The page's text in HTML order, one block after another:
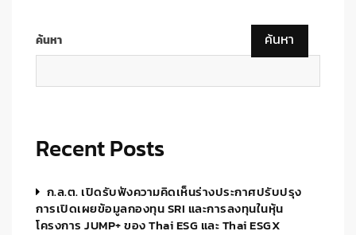
ค้นหา ค้นหา
Recent Posts
ก.ล.ต. เปิดรับฟังความคิดเห็นร่างประกาศปรับปรุง
การเปิดเผยข้อมูลกองทุน SRI และการลงทุนในหุ้น
โครงการ JUMP+ ของ Thai ESG และ Thai ESGX